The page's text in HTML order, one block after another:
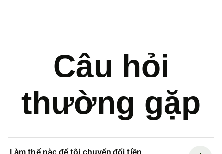
Câu hỏi
thường gặp
Làm thế nào để tôi chuyển đổi tiền